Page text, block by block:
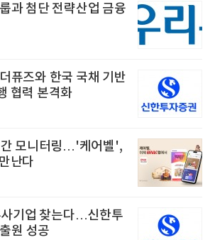
과 첨단 전략산업 금융
퓨즈와 한국 국채 기반
협력 본격화
간 모니터링…'케어벨',
난다
기업 찾는다…신한투
원 성공